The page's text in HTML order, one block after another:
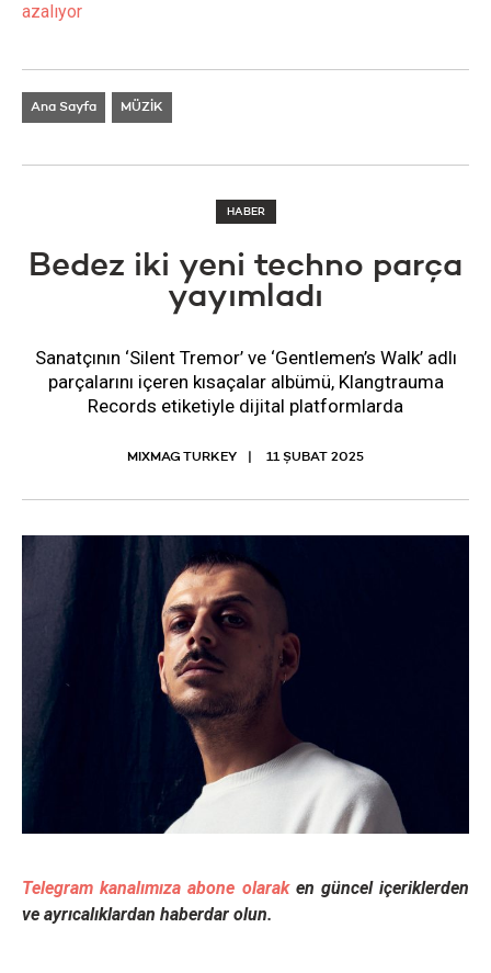
azalıyor
Ana Sayfa MÜZİK
HABER
Bedez iki yeni techno parça
yayımladı
Sanatçının ‘Silent Tremor’ ve ‘Gentlemen’s Walk’ adlı
parçalarını içeren kısaçalar albümü, Klangtrauma
Records etiketiyle dijital platformlarda
MIXMAG TURKEY 11 ŞUBAT 2025
Telegram kanalımıza abone olaraken güncel içeriklerden
ve ayrıcalıklardan haberdar olun.